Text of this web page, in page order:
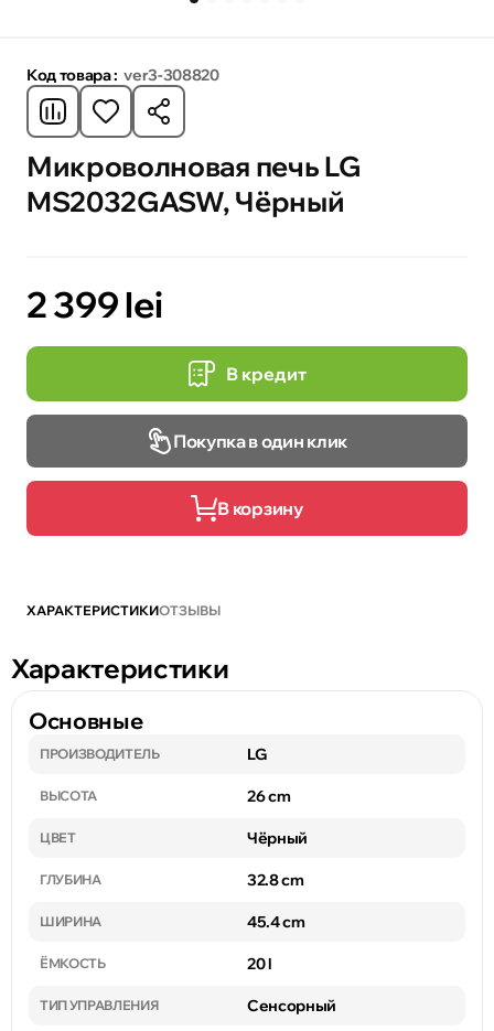
Код товара : ver3-308820
Микроволновая печь LG
MS2032GASW, Чёрный
2 399 lei
В кредит
Покупка в один клик
В корзину
ХАРАКТЕРИСТИКИОТЗЫВЫ
Характеристики
Основные
ПРОИЗВОДИТЕЛЬ LG
ВЫСОТА 26 cm
ЦВЕТ Чёрный
ГЛУБИНА 32.8 cm
ШИРИНА 45.4 cm
ЁМКОСТЬ 20 l
ТИП УПРАВЛЕНИЯ Сенсорный